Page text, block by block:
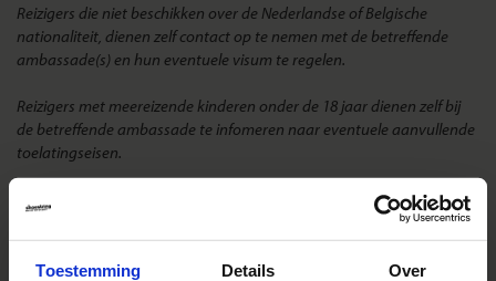
Toestemming Details Over
Reizigers die niet beschikken over de Nederlandse of Belgische
nationaliteit, dienen zelf contact op te nemen met de betreffende
ambassade(s) en hun eventuele visum te regelen.
Reizigers met meereizende kinderen onder de 18 jaar dienen zelf bij
de betreffende ambassade te infomeren naar eventuele aanvullende
toelatingseisen.
Voor reizen met een overstap in de Verenigde Staten, dien je
online voor vertrek een ESTA (Electronic System of Travel Authority)
aan te vragen.